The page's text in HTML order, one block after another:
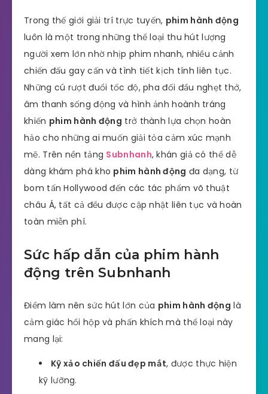
Trong thế giới giải trí trực tuyến, phim hành động
luôn là một trong những thể loại thu hút lượng
người xem lớn nhờ nhịp phim nhanh, nhiều cảnh
chiến đấu gay cấn và tình tiết kịch tính liên tục.
Những cú rượt đuổi tốc độ, pha đối đầu nghẹt thở,
âm thanh sống động và hình ảnh hoành tráng
khiến phim hành động trở thành lựa chọn hoàn
hảo cho những ai muốn giải tỏa cảm xúc mạnh
mẽ. Trên nền tảng Subnhanh, khán giả có thể dễ
dàng khám phá kho phim hành động đa dạng, từ
bom tấn Hollywood đến các tác phẩm võ thuật
châu Á, tất cả đều được cập nhật liên tục và hoàn
toàn miễn phí.
Sức hấp dẫn của phim hành
động trên Subnhanh
Điểm làm nên sức hút lớn của phim hành động là
cảm giác hồi hộp và phấn khích mà thể loại này
mang lại:
Kỹ xảo chiến đấu đẹp mắt, được thực hiện
kỹ lưỡng.